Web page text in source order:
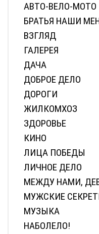
АВТО-ВЕЛО-МОТО
БРАТЬЯ НАШИ
ВЗГЛЯД
ГАЛЕРЕЯ
ДАЧА
ДОБРОЕ ДЕЛО
ДОРОГИ
ЖИЛКОМХОЗ
ЗДОРОВЬЕ
КИНО
ЛИЦА ПОБЕДЫ
ЛИЧНОЕ ДЕЛО
МЕЖДУ НАМИ,
МУЖСКИЕ
МУЗЫКА
НАБОЛЕЛО!